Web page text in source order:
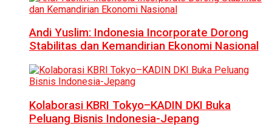
Andi Yuslim: Indonesia Incorporate Dorong
Stabilitas dan Kemandirian Ekonomi Nasional
Kolaborasi KBRI Tokyo–KADIN DKI Buka
Peluang Bisnis Indonesia-Jepang